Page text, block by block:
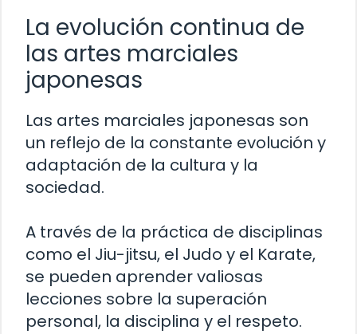
La evolución continua de
las artes marciales
japonesas
Las artes marciales japonesas son
un reflejo de la constante evolución y
adaptación de la cultura y la
sociedad.
A través de la práctica de disciplinas
como el Jiu-jitsu, el Judo y el Karate,
se pueden aprender valiosas
lecciones sobre la superación
personal, la disciplina y el respeto.